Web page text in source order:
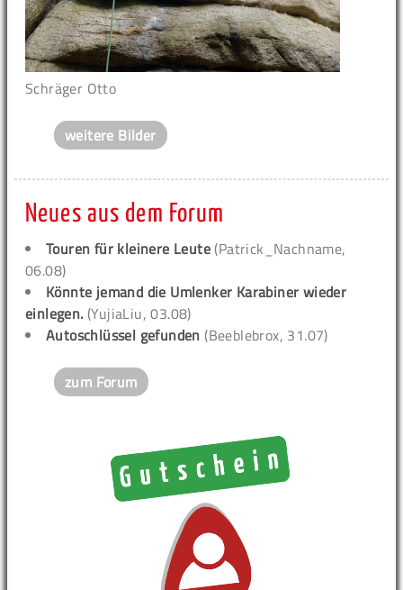
Schräger Otto
weitere Bilder
Neues aus dem Forum
Touren für kleinere Leute (Patrick_Nachname,
06.08)
Könnte jemand die Umlenker Karabiner wieder
einlegen. (YujiaLiu, 03.08)
Autoschlüssel gefunden (Beeblebrox, 31.07)
zum Forum